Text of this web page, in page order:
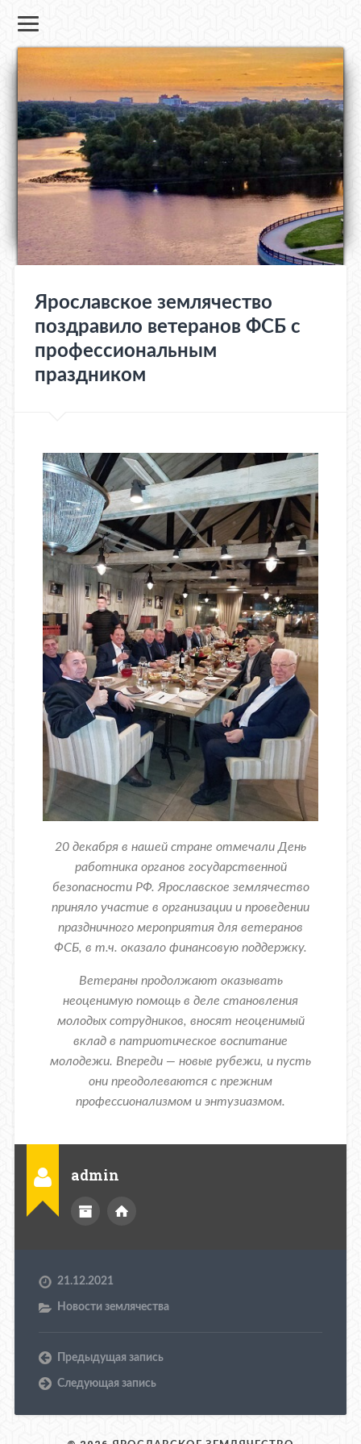
Ярославское землячество
поздравило ветеранов ФСБ с
профессиональным
праздником
20 декабря в нашей стране отмечали День
работника органов государственной
безопасности РФ. Ярославское землячество
приняло участие в организации и проведении
праздничного мероприятия для ветеранов
ФСБ, в т.ч. оказало финансовую поддержку.
Ветераны продолжают оказывать
неоценимую помощь в деле становления
молодых сотрудников, вносят неоценимый
вклад в патриотическое воспитание
молодежи. Впереди — новые рубежи, и пусть
они преодолеваются с прежним
профессионализмом и энтузиазмом.
admin
21.12.2021
Новости землячества
Предыдущая запись
Следующая запись